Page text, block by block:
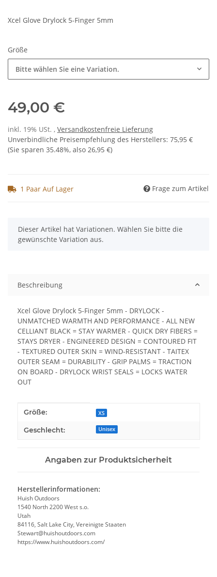
Xcel Glove Drylock 5-Finger 5mm
Größe
Bitte wählen Sie eine Variation.
49,00 €
inkl. 19% USt. , Versandkostenfreie Lieferung
Unverbindliche Preisempfehlung des Herstellers: 75,95 €
(Sie sparen 35.48%, also 26,95 €)
1 Paar Auf Lager Frage zum Artikel
x
Dieser Artikel hat Variationen. Wählen Sie bitte die
gewünschte Variation aus.
Beschreibung
Xcel Glove Drylock 5-Finger 5mm - DRYLOCK -
UNMATCHED WARMTH AND PERFORMANCE - ALL NEW
CELLIANT BLACK = STAY WARMER - QUICK DRY FIBERS =
STAYS DRYER - ENGINEERED DESIGN = CONTOURED FIT
- TEXTURED OUTER SKIN = WIND-RESISTANT - TAITEX
OUTER SEAM = DURABILITY - GRIP PALMS = TRACTION
ON BOARD - DRYLOCK WRIST SEALS = LOCKS WATER
OUT
Produkteigenschaft
Wert
Größe: XS
Geschlecht: Unisex
Angaben zur Produktsicherheit
Herstellerinformationen:
Huish Outdoors
1540 North 2200 West s.o.
Utah
84116, Salt Lake City, Vereinigte Staaten
Stewart@huishoutdoors.com
https://www.huishoutdoors.com/